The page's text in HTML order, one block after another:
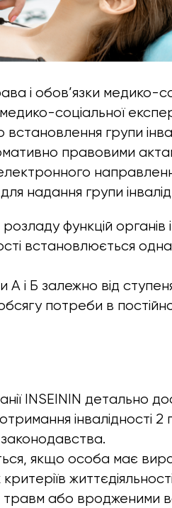
і обов’язки медико-
соціальної
встановлення групи
правовими
надання групи
функцій органів
встановлюється
А і Б залежно від
потреби в
INSEININ детально
інвалідності 2
законодавства.
якщо особа має
травм або вродженими